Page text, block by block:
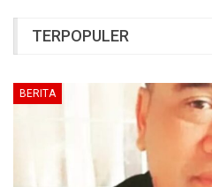
TERPOPULER
BERITA